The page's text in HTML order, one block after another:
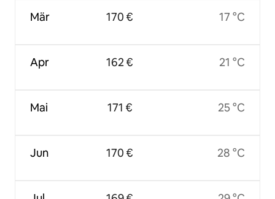
Mär
Apr
Mai
Jun
170 €
162 €
171 €
170 €
17 °C
21 °C
25 °C
28 °C